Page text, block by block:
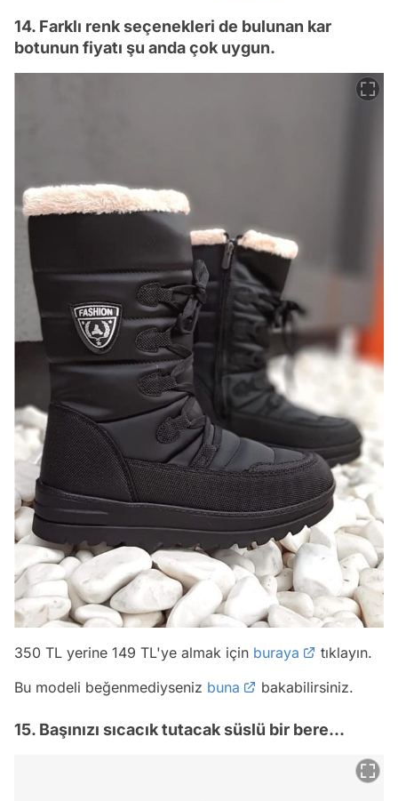
14. Farklı renk seçenekleri de bulunan kar
botunun fiyatı şu anda çok uygun.
350 TL yerine 149 TL'ye almak için buraya
tıklayın.
Bu modeli beğenmediyseniz buna bakabilirsiniz.
15. Başınızı sıcacık tutacak süslü bir bere...